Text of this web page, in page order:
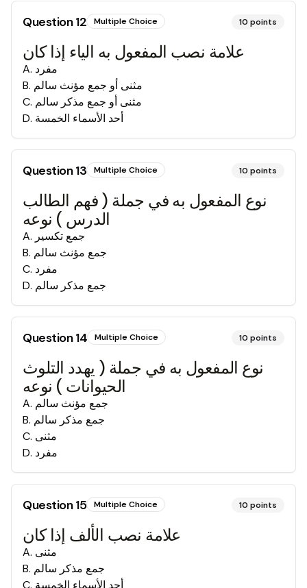
Question12 Multiple Choice 10 points
علامة نصب المفعول به الياء إذا كان
A. مفرد
B. مثنى أو جمع مؤنث سالم
C. مثنى أو جمع مذكر سالم
D. أحد الأسماء الخمسة
Question13 Multiple Choice 10 points
نوع المفعول به في جملة ( فهم الطالب
الدرس ) نوعه
A. جمع تكسير
B. جمع مؤنث سالم
C. مفرد
D. جمع مذكر سالم
Question14 Multiple Choice 10 points
نوع المفعول به في جملة ( يهدد التلوث
الحيوانات ) نوعه
A. جمع مؤنث سالم
B. جمع مذكر سالم
C. مثنى
D. مفرد
Question15 Multiple Choice 10 points
علامة نصب الألف إذا كان
A. مثنى
B. جمع مذكر سالم
C. أحد الأسماء الخمسة